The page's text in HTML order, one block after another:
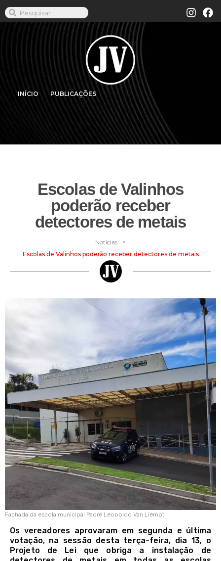
INÍCIO PUBLICAÇÕES
Escolas de Valinhos
poderão receber
detectores de metais
Notícias >
Escolas de Valinhos poderão receber detectores de metais
Fachada da escola municipal Padre Leopoldo Van Liempt
Os vereadores aprovaram em segunda e última
votação, na sessão desta terça-feira, dia 13, o
Projeto de Lei que obriga a instalação de